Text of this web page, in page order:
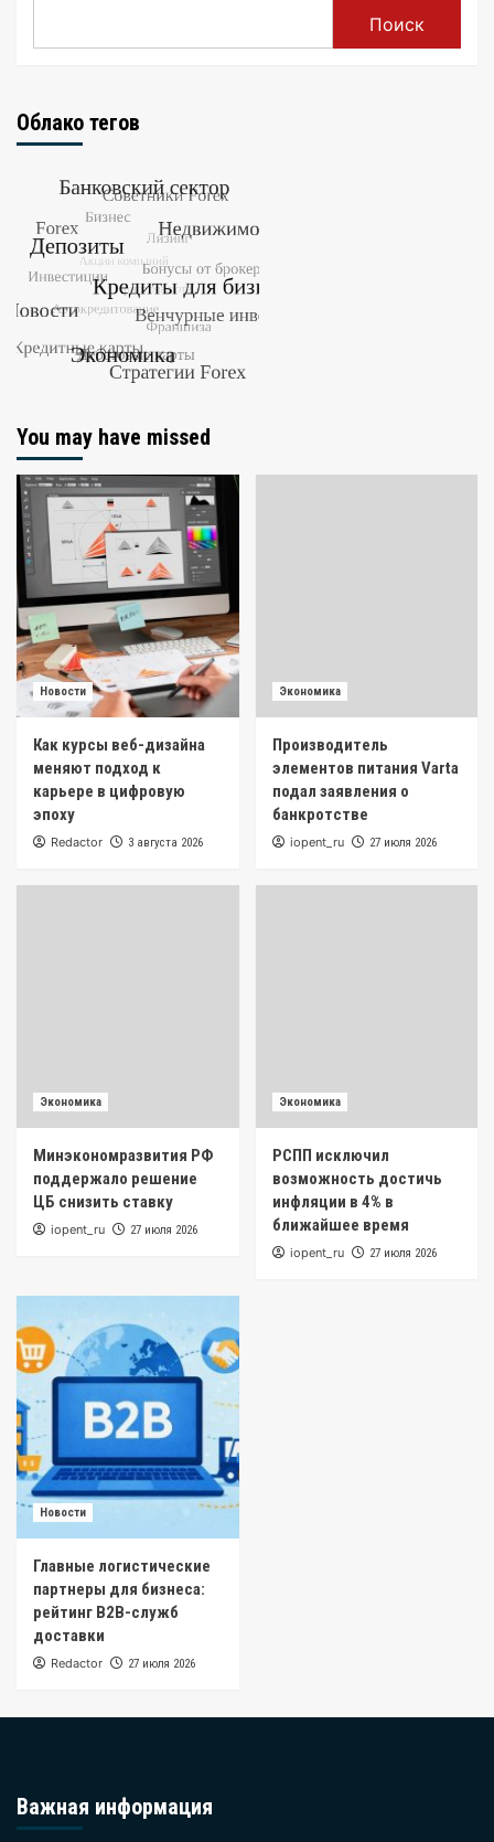
Поиск
Облако тегов
You may have missed
Новости
Как курсы веб-дизайна
меняют подход к
карьере в цифровую
эпоху
Redactor 3 августа 2026
Экономика
Производитель
элементов питания Varta
подал заявления о
банкротстве
iopent_ru 27 июля 2026
Экономика
Минэкономразвития РФ
поддержало решение
ЦБ снизить ставку
iopent_ru 27 июля 2026
Экономика
РСПП исключил
возможность достичь
инфляции в 4% в
ближайшее время
iopent_ru 27 июля 2026
Новости
Главные логистические
партнеры для бизнеса:
рейтинг B2B-служб
доставки
Redactor 27 июля 2026
Важная информация